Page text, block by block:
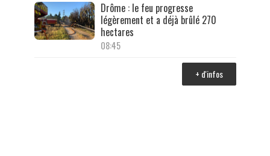
Drôme : le feu progresse
légèrement et a déjà brûlé 270
hectares
08:45
+ d'infos